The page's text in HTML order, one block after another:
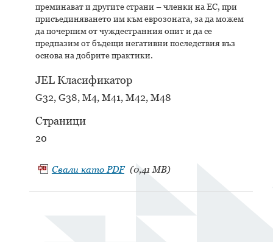
преминават и другите страни – членки на ЕС, при
присъединяването им към еврозоната, за да можем
да почерпим от чуждестранния опит и да се
предпазим от бъдещи негативни последствия въз
основа на добрите практики.
JEL Класификатор
G32, G38, M4, M41, M42, M48
Страници
20
Свали като PDF (0,41 MB)